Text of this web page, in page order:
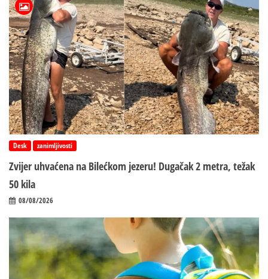
Desk zanimljivosti
Zvijer uhvaćena na Bilećkom jezeru! Dugačak 2 metra, težak
50 kila
08/08/2026